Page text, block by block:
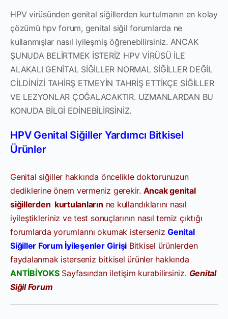
HPV virüsünden genital siğillerden kurtulmanın en kolay
çözümü hpv forum, genital siğil forumlarda ne
kullanmışlar nasıl iyileşmiş öğrenebilirsiniz. ANCAK
ŞUNUDA BELİRTMEK İSTERİZ HPV VİRÜSÜ İLE
ALAKALI GENİTAL SİĞİLLER NORMAL SİĞİLLER DEĞİL
CİLDİNİZİ TAHİRŞ ETMEYİN TAHRİŞ ETTİKÇE SİĞİLLER
VE LEZYONLAR ÇOĞALACAKTIR. UZMANLARDAN BU
KONUDA BİLGİ EDİNEBİLİRSİNİZ.
HPV Genital Siğiller Yardımcı Bitkisel
Ürünler
Genital siğiller hakkında öncelikle doktorunuzun
dediklerine önem vermeniz gerekir. Ancak genital
siğillerden kurtulanların ne kullandıklarını nasıl
iyileştikleriniz ve test sonuçlarının nasıl temiz çıktığı
forumlarda yorumlarını okumak isterseniz Genital
Siğiller Forum İyileşenler Girişi Bitkisel ürünlerden
faydalanmak isterseniz bitkisel ürünler hakkında
ANTİBİYOKS Sayfasından iletişim kurabilirsiniz. Genital
Siğil Forum